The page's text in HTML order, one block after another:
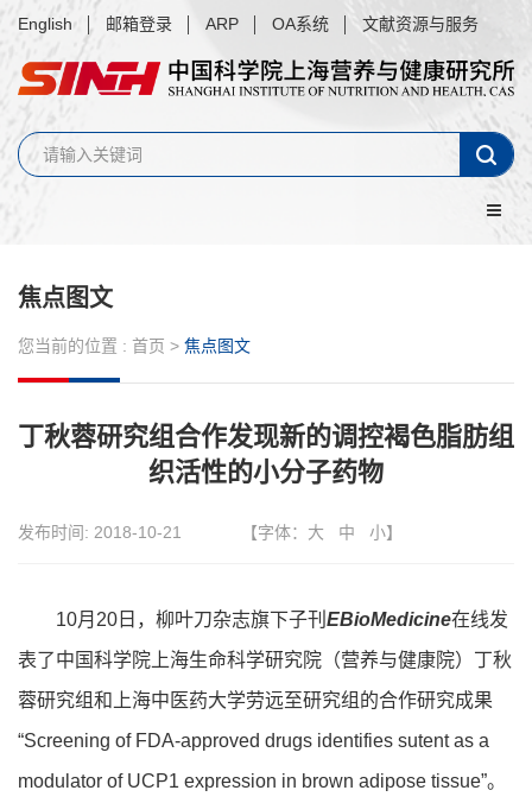
English 邮箱登录 ARP OA系统 文献资源与服务
焦点图文
您当前的位置 : 首页 > 焦点图文
丁秋蓉研究组合作发现新的调控褐色脂肪组
织活性的小分子药物
发布时间: 2018-10-21 【字体： 大 中 小】
10月20日，柳叶刀杂志旗下子刊 EBioMedicine在线发
表了中国科学院上海生命科学研究院（营养与健康院）丁秋
蓉研究组和上海中医药大学劳远至研究组的合作研究成果
“Screening of FDA-approved drugs identifies sutent as a
modulator of UCP1 expression in brown adipose tissue”。